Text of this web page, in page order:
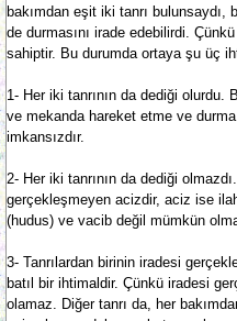
bakımdan eşit iki tanrı
de durmasını irade edebilirdi.
sahiptir. Bu durumda ortaya şu üç
1- Her iki tanrının da dediği olurdu.
ve mekanda hareket etme ve
imkansızdır.
2- Her iki tanrının da dediği
gerçekleşmeyen acizdir, aciz ise
(hudus) ve vacib değil mümkün
3- Tanrılardan birinin iradesi
batıl bir ihtimaldir. Çünkü iradesi
olamaz. Diğer tanrı da, her